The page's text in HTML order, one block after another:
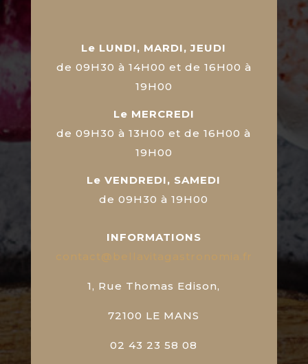
Le LUNDI, MARDI, JEUDI
de 09H30 à 14H00 et de 16H00 à
19H00
Le MERCREDI
de 09H30 à 13H00 et de 16H00 à
19H00
Le VENDREDI, SAMEDI
de 09H30 à 19H00
INFORMATIONS
1, Rue Thomas Edison,
72100 LE MANS
02 43 23 58 08